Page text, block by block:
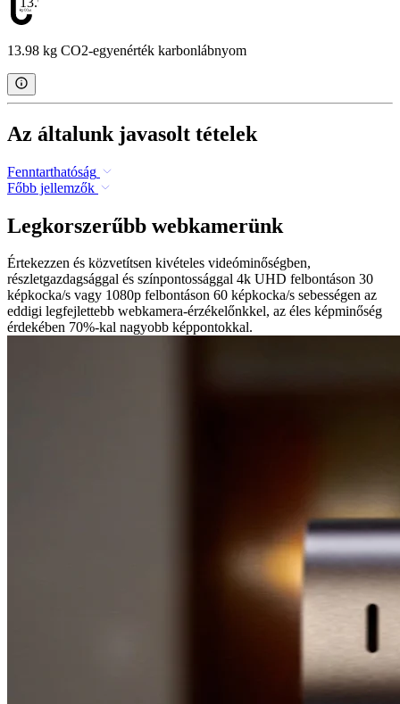
13.98 kg CO2-egyenérték karbonlábnyom
Az általunk javasolt tételek
Fenntarthatóság
Főbb jellemzők
Legkorszerűbb webkamerünk
Értekezzen és közvetítsen kivételes videóminőségben,
részletgazdagsággal és színpontossággal 4k UHD felbontáson 30
képkocka/s vagy 1080p felbontáson 60 képkocka/s sebességen az
eddigi legfejlettebb webkamera-érzékelőnkkel, az éles képminőség
érdekében 70%-kal nagyobb képpontokkal.